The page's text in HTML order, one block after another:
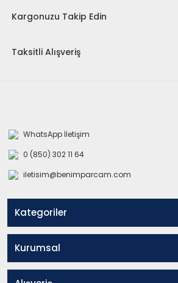
Kargonuzu Takip Edin
Taksitli Alışveriş
WhatsApp İletişim
0 (850) 302 11 64
iletisim@benimparcam.com
Kategoriler
Kurumsal